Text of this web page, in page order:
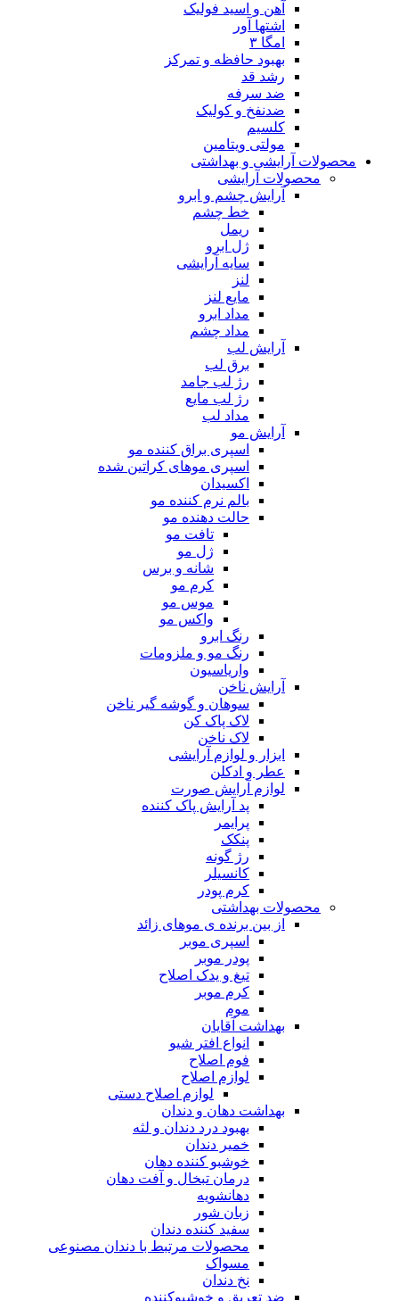
آهن و اسید فولیک
اشتها آور
امگا ۳
بهبود حافظه و تمرکز
رشد قد
ضد سرفه
ضدنفخ و کولیک
کلسیم
مولتی ویتامین
محصولات آرایشی و بهداشتی
محصولات آرایشی
آرایش چشم و ابرو
خط چشم
ریمل
ژل ابرو
سایه آرایشی
لنز
مایع لنز
مداد ابرو
مداد چشم
آرایش لب
برق لب
رژ لب جامد
رژ لب مایع
مداد لب
آرایش مو
اسپری براق کننده مو
اسپری موهای کراتین شده
اکسیدان
بالم نرم کننده مو
حالت دهنده مو
تافت مو
ژل مو
شانه و برس
کرم مو
موس مو
واکس مو
رنگ ابرو
رنگ مو و ملزومات
واریاسیون
آرایش ناخن
سوهان و گوشه گیر ناخن
لاک پاک کن
لاک ناخن
ابزار و لوازم آرایشی
عطر و ادکلن
لوازم آرایش صورت
پد آرایش پاک کننده
پرایمر
پنکک
رژ گونه
کانسیلر
کرم پودر
محصولات بهداشتی
از بین برنده ی موهای زائد
اسپری موبر
پودر موبر
تیغ و یدک اصلاح
کرم موبر
موم
بهداشت آقایان
انواع افتر شیو
فوم اصلاح
لوازم اصلاح
لوازم اصلاح دستی
بهداشت دهان و دندان
بهبود درد دندان و لثه
خمیر دندان
خوشبو کننده دهان
درمان تبخال و آفت دهان
دهانشویه
زبان شور
سفید کننده دندان
محصولات مرتبط با دندان مصنوعی
مسواک
نخ دندان
ضد تعریق و خوشبوکننده